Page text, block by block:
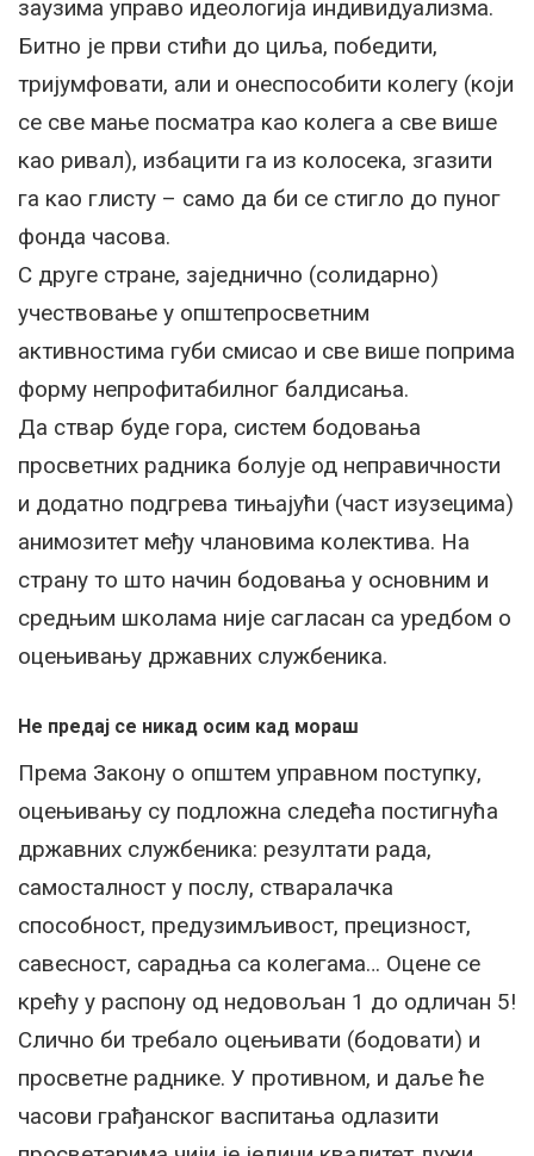
заузима управо идеологија индивидуализма.
Битно је први стићи до циља, победити,
тријумфовати, али и онеспособити колегу (који
се све мање посматра као колега а све више
као ривал), избацити га из колосека, згазити
га као глисту – само да би се стигло до пуног
фонда часова.
С друге стране, заједнично (солидарно)
учествовање у општепросветним
активностима губи смисао и све више поприма
форму непрофитабилног балдисања.
Да ствар буде гора, систем бодовања
просветних радника болује од неправичности
и додатно подгрева тињајући (част изузецима)
анимозитет међу члановима колектива. На
страну то што начин бодовања у основним и
средњим школама није сагласан са уредбом о
оцењивању државних службеника.
Не предај се никад осим кад мораш
Према Закону о општем управном поступку,
оцењивању су подложна следећа постигнућа
државних службеника: резултати рада,
самосталност у послу, стваралачка
способност, предузимљивост, прецизност,
савесност, сарадња са колегама… Оцене се
крећу у распону од недовољан 1 до одличан 5!
Слично би требало оцењивати (бодовати) и
просветне раднике. У противном, и даље ће
часови грађанског васпитања одлазити